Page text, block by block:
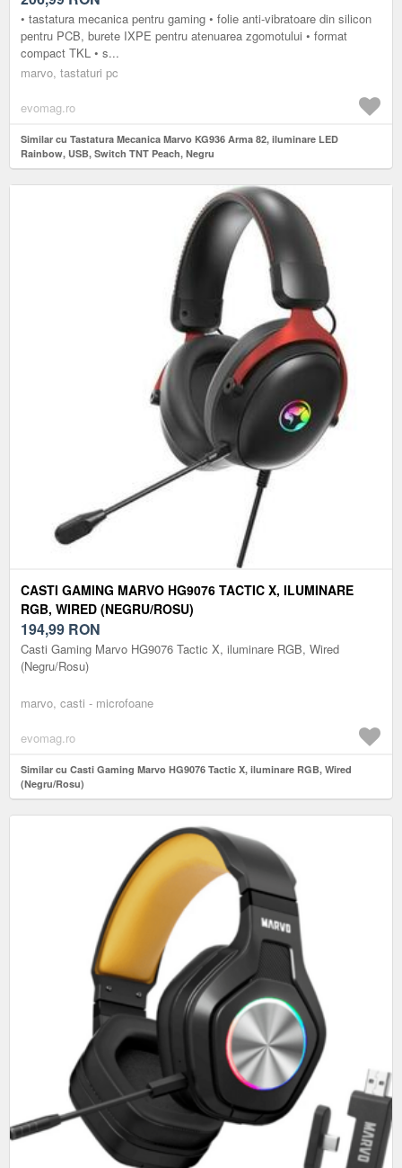
• tastatura mecanica pentru gaming • folie anti-vibratoare din silicon
pentru PCB, burete IXPE pentru atenuarea zgomotului • format
compact TKL • s...
marvo, tastaturi pc
evomag.ro
Similar cu Tastatura Mecanica Marvo KG936 Arma 82, iluminare LED
Rainbow, USB, Switch TNT Peach, Negru
CASTI GAMING MARVO HG9076 TACTIC X, ILUMINARE
RGB, WIRED (NEGRU/ROSU)
194,99 RON
Casti Gaming Marvo HG9076 Tactic X, iluminare RGB, Wired
(Negru/Rosu)
marvo, casti - microfoane
evomag.ro
Similar cu Casti Gaming Marvo HG9076 Tactic X, iluminare RGB, Wired
(Negru/Rosu)